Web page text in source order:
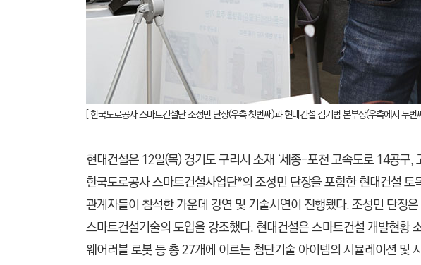
[ 한국도로공사 스마트건설단 조성민 단장(우측 첫번째)과 현대건설 김기범 본부장(우측에서 두
현대건설은 12일(목) 경기도 구리시 소재 ‘세종-포천 고속도로 14공구,
한국도로공사 스마트건설사업단*의 조성민 단장을 포함한 현대건설
관계자들이 참석한 가운데 강연 및 기술시연이 진행됐다.조성민 단장
스마트건설기술의 도입을 강조했다.현대건설은 스마트건설 개발현
웨어러블 로봇 등 총 27개에 이르는 첨단기술 아이템의 시뮬레이션 및